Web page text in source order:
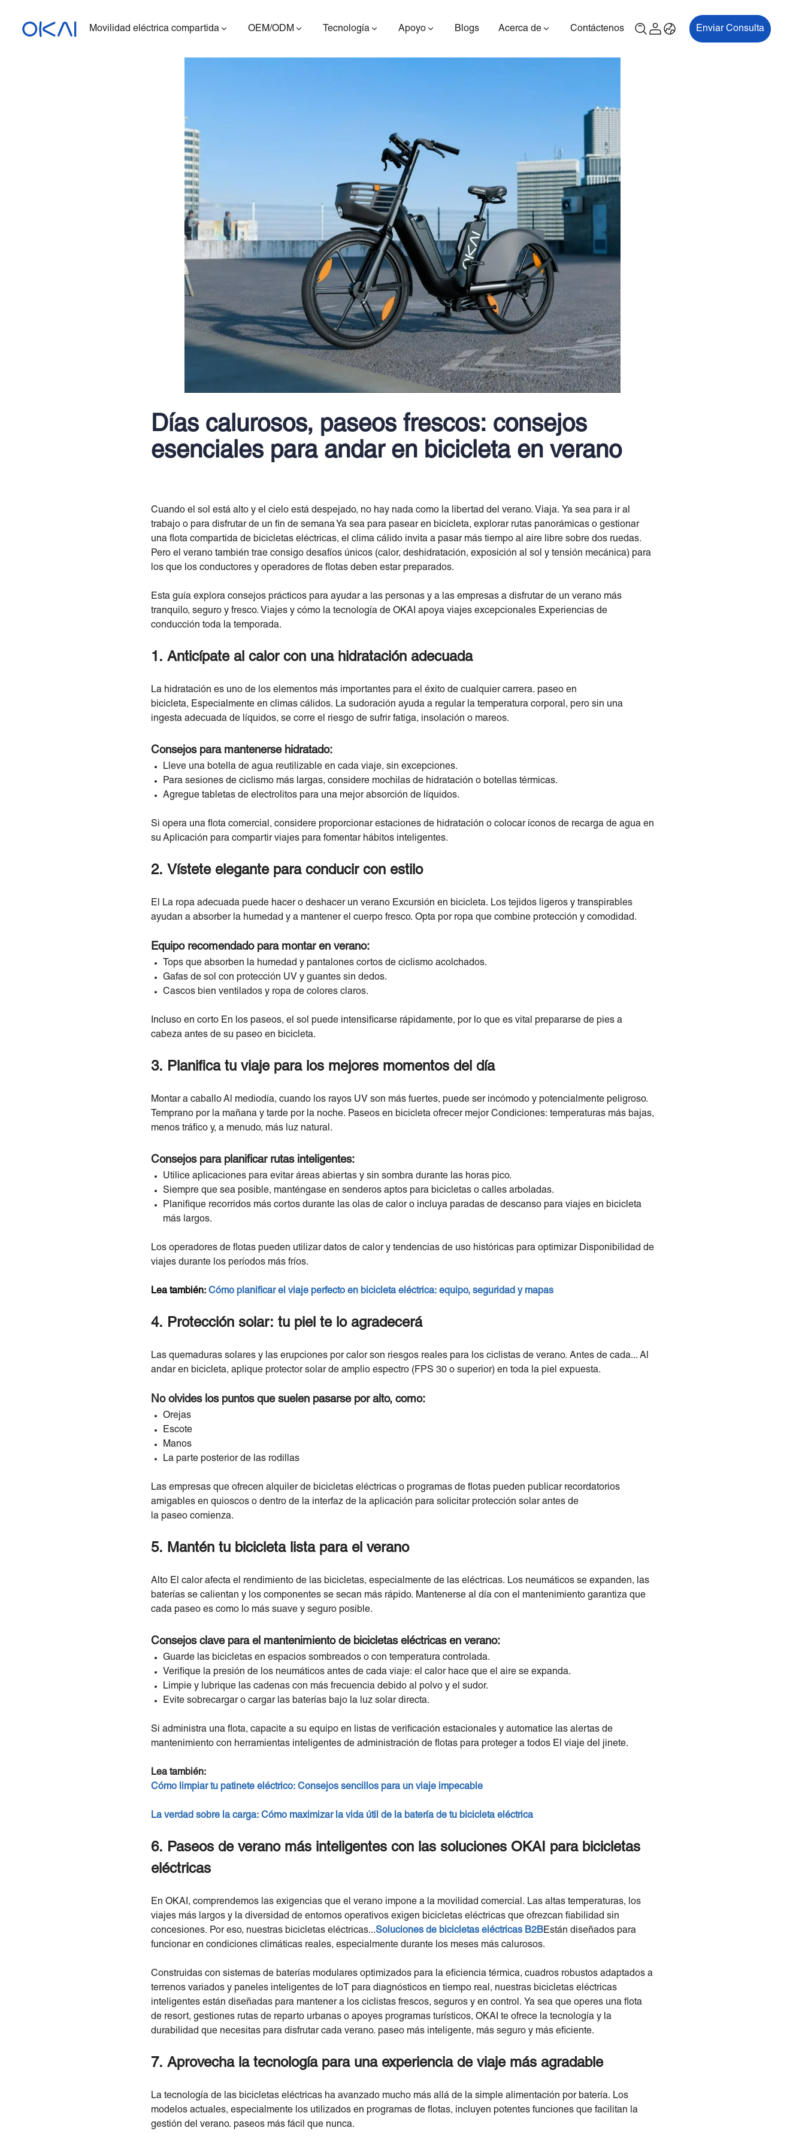
Movilidad eléctrica compartida OEM/ODM Tecnología Apoyo Blogs Acerca de Contáctenos
ES400A ES410 ES600P
Enviar Consulta
Días calurosos, paseos frescos: consejos
esenciales para andar en bicicleta en verano
Cuando el sol está alto y el cielo está despejado, no hay nada como la libertad del verano. Viaja. Ya sea para ir al
trabajo o para disfrutar de un fin de semana Ya sea para pasear en bicicleta, explorar rutas panorámicas o gestionar
una flota compartida de bicicletas eléctricas, el clima cálido invita a pasar más tiempo al aire libre sobre dos ruedas.
Pero el verano también trae consigo desafíos únicos (calor, deshidratación, exposición al sol y tensión mecánica) para
los que los conductores y operadores de flotas deben estar preparados.
Esta guía explora consejos prácticos para ayudar a las personas y a las empresas a disfrutar de un verano más
tranquilo, seguro y fresco. Viajes y cómo la tecnología de OKAI apoya viajes excepcionales Experiencias de
conducción toda la temporada.
1. Anticípate al calor con una hidratación adecuada
La hidratación es uno de los elementos más importantes para el éxito de cualquier carrera. paseo en
bicicleta, Especialmente en climas cálidos. La sudoración ayuda a regular la temperatura corporal, pero sin una
ingesta adecuada de líquidos, se corre el riesgo de sufrir fatiga, insolación o mareos.
Consejos para mantenerse hidratado:
Lleve una botella de agua reutilizable en cada viaje, sin excepciones.
Para sesiones de ciclismo más largas, considere mochilas de hidratación o botellas térmicas.
Agregue tabletas de electrolitos para una mejor absorción de líquidos.
Si opera una flota comercial, considere proporcionar estaciones de hidratación o colocar íconos de recarga de agua en
su Aplicación para compartir viajes para fomentar hábitos inteligentes.
2. Vístete elegante para conducir con estilo
El La ropa adecuada puede hacer o deshacer un verano Excursión en bicicleta. Los tejidos ligeros y transpirables
ayudan a absorber la humedad y a mantener el cuerpo fresco. Opta por ropa que combine protección y comodidad.
Equipo recomendado para montar en verano:
Tops que absorben la humedad y pantalones cortos de ciclismo acolchados.
Gafas de sol con protección UV y guantes sin dedos.
Cascos bien ventilados y ropa de colores claros.
Incluso en corto En los paseos, el sol puede intensificarse rápidamente, por lo que es vital prepararse de pies a
cabeza antes de su paseo en bicicleta.
3. Planifica tu viaje para los mejores momentos del día
Montar a caballo Al mediodía, cuando los rayos UV son más fuertes, puede ser incómodo y potencialmente peligroso.
Temprano por la mañana y tarde por la noche. Paseos en bicicleta ofrecer mejor Condiciones: temperaturas más bajas,
menos tráfico y, a menudo, más luz natural.
Consejos para planificar rutas inteligentes:
Utilice aplicaciones para evitar áreas abiertas y sin sombra durante las horas pico.
Siempre que sea posible, manténgase en senderos aptos para bicicletas o calles arboladas.
Planifique recorridos más cortos durante las olas de calor o incluya paradas de descanso para viajes en bicicleta
más largos.
Los operadores de flotas pueden utilizar datos de calor y tendencias de uso históricas para optimizar Disponibilidad de
viajes durante los períodos más fríos.
Lea también: Cómo planificar el viaje perfecto en bicicleta eléctrica: equipo, seguridad y mapas
4. Protección solar: tu piel te lo agradecerá
Las quemaduras solares y las erupciones por calor son riesgos reales para los ciclistas de verano. Antes de cada... Al
andar en bicicleta, aplique protector solar de amplio espectro (FPS 30 o superior) en toda la piel expuesta.
No olvides los puntos que suelen pasarse por alto, como:
Orejas
Escote
Manos
La parte posterior de las rodillas
Las empresas que ofrecen alquiler de bicicletas eléctricas o programas de flotas pueden publicar recordatorios
amigables en quioscos o dentro de la interfaz de la aplicación para solicitar protección solar antes de
la paseo comienza.
5. Mantén tu bicicleta lista para el verano
Alto El calor afecta el rendimiento de las bicicletas, especialmente de las eléctricas. Los neumáticos se expanden, las
baterías se calientan y los componentes se secan más rápido. Mantenerse al día con el mantenimiento garantiza que
cada paseo es como lo más suave y seguro posible.
Consejos clave para el mantenimiento de bicicletas eléctricas en verano:
Guarde las bicicletas en espacios sombreados o con temperatura controlada.
Verifique la presión de los neumáticos antes de cada viaje: el calor hace que el aire se expanda.
Limpie y lubrique las cadenas con más frecuencia debido al polvo y el sudor.
Evite sobrecargar o cargar las baterías bajo la luz solar directa.
Si administra una flota, capacite a su equipo en listas de verificación estacionales y automatice las alertas de
mantenimiento con herramientas inteligentes de administración de flotas para proteger a todos El viaje del jinete.
Lea también:
Cómo limpiar tu patinete eléctrico: Consejos sencillos para un viaje impecable
La verdad sobre la carga: Cómo maximizar la vida útil de la batería de tu bicicleta eléctrica
6. Paseos de verano más inteligentes con las soluciones OKAI para bicicletas
eléctricas
En OKAI, comprendemos las exigencias que el verano impone a la movilidad comercial. Las altas temperaturas, los
viajes más largos y la diversidad de entornos operativos exigen bicicletas eléctricas que ofrezcan fiabilidad sin
concesiones. Por eso, nuestras bicicletas eléctricas...Soluciones de bicicletas eléctricas B2B Están diseñados para
funcionar en condiciones climáticas reales, especialmente durante los meses más calurosos.
Construidas con sistemas de baterías modulares optimizados para la eficiencia térmica, cuadros robustos adaptados a
terrenos variados y paneles inteligentes de IoT para diagnósticos en tiempo real, nuestras bicicletas eléctricas
inteligentes están diseñadas para mantener a los ciclistas frescos, seguros y en control. Ya sea que operes una flota
de resort, gestiones rutas de reparto urbanas o apoyes programas turísticos, OKAI te ofrece la tecnología y la
durabilidad que necesitas para disfrutar cada verano. paseo más inteligente, más seguro y más eficiente.
7. Aprovecha la tecnología para una experiencia de viaje más agradable
La tecnología de las bicicletas eléctricas ha avanzado mucho más allá de la simple alimentación por batería. Los
modelos actuales, especialmente los utilizados en programas de flotas, incluyen potentes funciones que facilitan la
gestión del verano. paseos más fácil que nunca.